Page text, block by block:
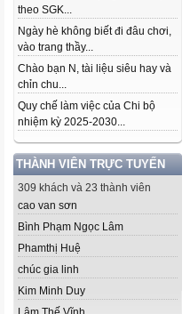
theo SGK...
Ngày hè không biết đi đâu chơi,
vào trang thầy...
Chào bạn N, tài liệu siêu hay và
chỉn chu...
Quy chế làm việc của Chi bộ
nhiệm kỳ 2025-2030...
THÀNH VIÊN TRỰC TUYẾN
309 khách và 23 thành viên
cao van sơn
Bình Phạm Ngọc Lâm
Phamthị Huệ
chúc gia linh
Kim Minh Duy